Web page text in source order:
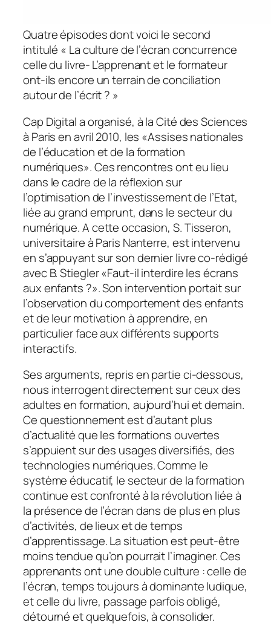
Quatre épisodes dont voici le second
intitulé « La culture de l’écran concurrence
celle du livre- L’apprenant et le formateur
ont-ils encore un terrain de conciliation
autour de l’écrit ? »
Cap Digital a organisé, à la Cité des Sciences
à Paris en avril 2010, les «Assises nationales
de l’éducation et de la formation
numériques». Ces rencontres ont eu lieu
dans le cadre de la réflexion sur
l’optimisation de l’investissement de l’Etat,
liée au grand emprunt, dans le secteur du
numérique. A cette occasion, S. Tisseron,
universitaire à Paris Nanterre, est intervenu
en s’appuyant sur son dernier livre co-rédigé
avec B. Stiegler «Faut-il interdire les écrans
aux enfants ?». Son intervention portait sur
l’observation du comportement des enfants
et de leur motivation à apprendre, en
particulier face aux différents supports
interactifs.
Ses arguments, repris en partie ci-dessous,
nous interrogent directement sur ceux des
adultes en formation, aujourd’hui et demain.
Ce questionnement est d’autant plus
d’actualité que les formations ouvertes
s’appuient sur des usages diversifiés, des
technologies numériques. Comme le
système éducatif, le secteur de la formation
continue est confronté à la révolution liée à
la présence de l’écran dans de plus en plus
d’activités, de lieux et de temps
d’apprentissage. La situation est peut-être
moins tendue qu’on pourrait l’imaginer. Ces
apprenants ont une double culture : celle de
l’écran, temps toujours à dominante ludique,
et celle du livre, passage parfois obligé,
détourné et quelquefois, à consolider.